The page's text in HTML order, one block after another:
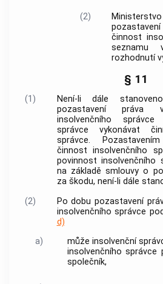
(2)
činnost
rozhodnutí
§ 11
(1)
Není-li dále
pozastavení práva
insolvenčního správce
správce vykonávat
správce.
činnostinsolvenčního
povinnostinsolvenčního
na základě smlouvy o
za škodu, není-li dále
(2)
Po dobu pozastavení
insolvenčního správce
d)
a)
může insolvenční
insolvenčního správce
společník,